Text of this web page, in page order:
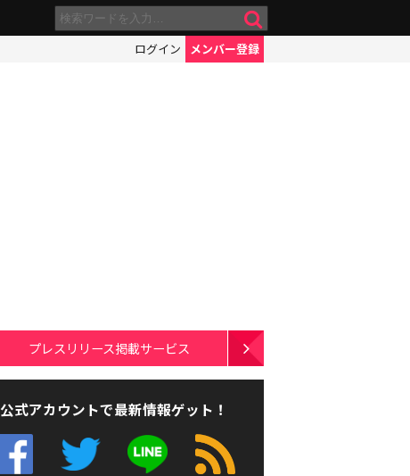
ログイン メンバー登録
プレスリリース掲載サービス
公式アカウントで最新情報ゲット！